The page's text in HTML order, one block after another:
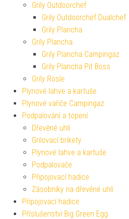
Grily Outdoorchef
Grily Outdoorchef Dualchef
Grily Plancha
Grily Plancha
Grily Plancha Campingaz
Grily Plancha Pit Boss
Grily Rösle
Plynové lahve a kartuše
Plynové vařiče Campingaz
Podpalování a topení
Dřevěné uhlí
Grilovací brikety
Plynové lahve a kartuše
Podpalovače
Připojovací hadice
Zásobníky na dřevěné uhlí
Připojovací hadice
Příslušenství Big Green Egg